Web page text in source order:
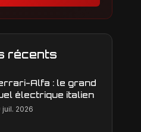
récents
Alfa : le grand
électrique italien
juil. 2026